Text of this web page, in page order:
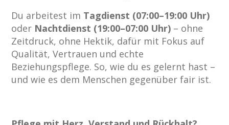
Du arbeitest im Tagdienst (07:00–19:00 Uhr)
oder Nachtdienst (19:00–07:00 Uhr) – ohne
Zeitdruck, ohne Hektik, dafür mit Fokus auf
Qualität, Vertrauen und echte
Beziehungspflege. So, wie du es gelernt hast –
und wie es dem Menschen gegenüber fair ist.